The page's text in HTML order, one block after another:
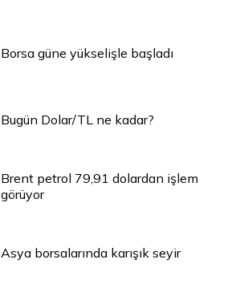
Borsa güne yükselişle başladı
Bugün Dolar/TL ne kadar?
Brent petrol 79,91 dolardan işlem
görüyor
Asya borsalarında karışık seyir